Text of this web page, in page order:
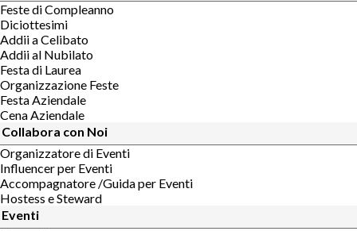
Feste di Compleanno
Diciottesimi
Addii a Celibato
Addii al Nubilato
Festa di Laurea
Organizzazione Feste
Festa Aziendale
Cena Aziendale
Collabora con Noi
Organizzatore di Eventi
Influencer per Eventi
Accompagnatore /Guida per Eventi
Hostess e Steward
Eventi